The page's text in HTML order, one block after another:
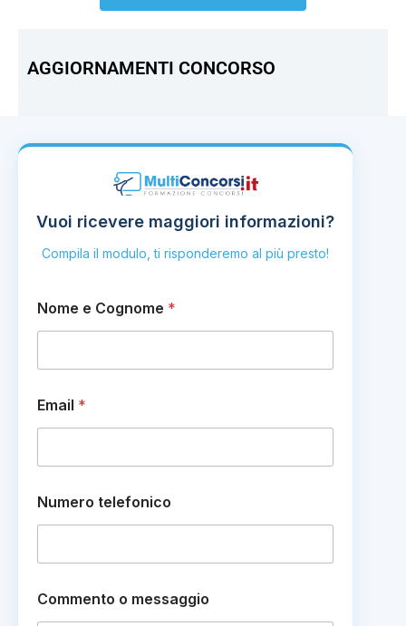
AGGIORNAMENTI CONCORSO
Vuoi ricevere maggiori informazioni?
Compila il modulo, ti risponderemo al più presto!
Nome e Cognome *
o
g
e
e
*
Email *
Numero telefonico
Commento o messaggio